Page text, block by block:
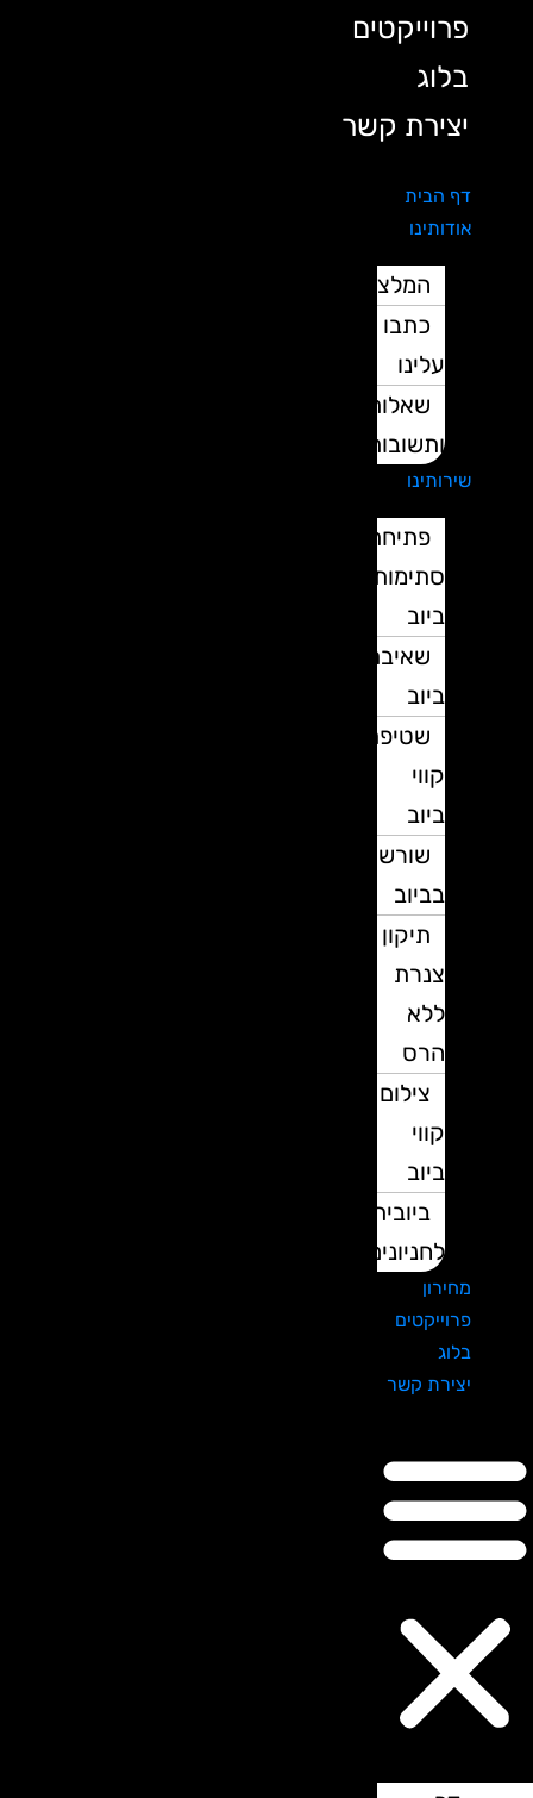
פרוייקטים
בלוג
יצירת קשר
דף הבית
אודותינו
המלצות
כתבו
עלינו
שאלות
ותשובות
שירותינו
פתיחת
סתימות
ביוב
שאיבת
ביוב
שטיפת
קווי
ביוב
שורשים
בביוב
תיקון
צנרת
ללא
הרס
צילום
קווי
ביוב
ביובית
לחניונים
מחירון
פרוייקטים
בלוג
יצירת קשר